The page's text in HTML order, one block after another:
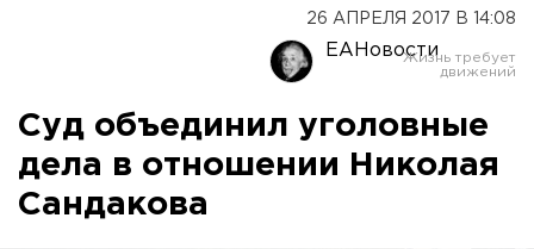
26 АПРЕЛЯ 2017 В 14:08
ЕАНовости
Суд объединил уголовные
дела в отношении Николая
Сандакова